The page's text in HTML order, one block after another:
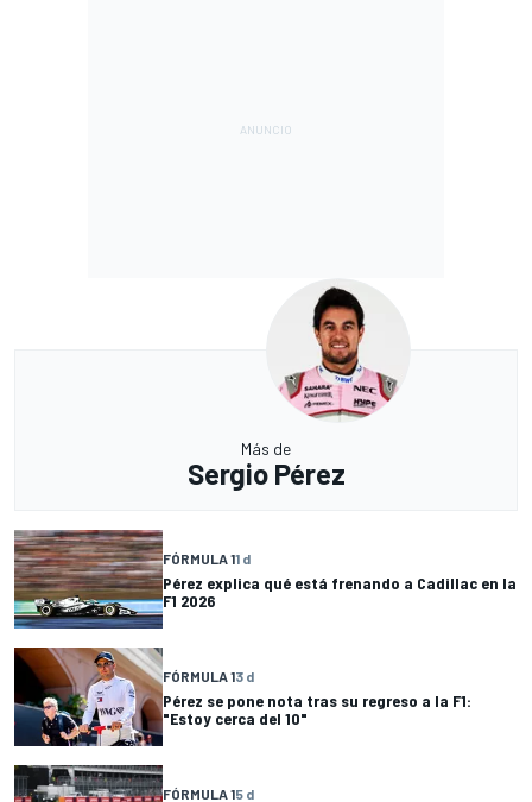
Más de
Sergio Pérez
FÓRMULA 11 d
Pérez explica qué está frenando a Cadillac en la
F1 2026
FÓRMULA 13 d
Pérez se pone nota tras su regreso a la F1:
"Estoy cerca del 10"
FÓRMULA 15 d